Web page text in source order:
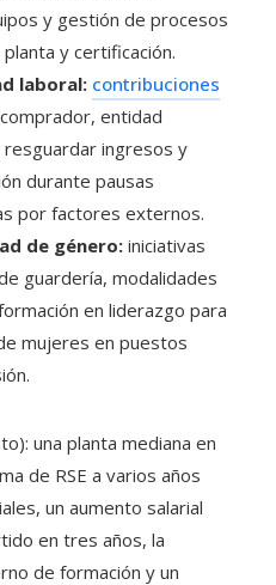
y gestión de procesos
y certificación.
laboral: contribuciones
entidad
ingresos y
durante pausas
por factores externos.
de género:iniciativas
guardería, modalidades
en liderazgo para
mujeres en puestos
una planta mediana en
de RSE a varios años
un aumento salarial
en tres años, la
de formación y un